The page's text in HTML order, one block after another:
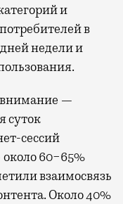
и
в
недели и
внимание —
суток
сессий
60−65%
взаимосвязь
Около 40%